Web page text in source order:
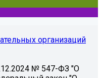
организаций
№ 547-ФЗ "О